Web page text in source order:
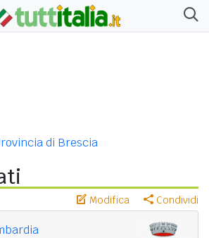
di Brescia
Modifica Condividi